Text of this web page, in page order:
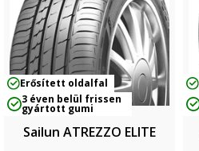
Erősített oldalfal
3 éven belül frissen
gyártott gumi
Sailun ATREZZO ELITE